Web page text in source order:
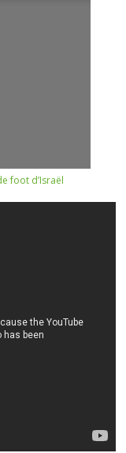
foot d’Israël